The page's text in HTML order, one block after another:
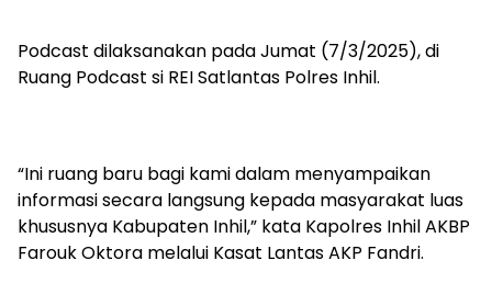
Podcast dilaksanakan pada Jumat (7/3/2025), di
Ruang Podcast si REI Satlantas Polres Inhil.
“Ini ruang baru bagi kami dalam menyampaikan
informasi secara langsung kepada masyarakat luas
khususnya Kabupaten Inhil,” kata Kapolres Inhil AKBP
Farouk Oktora melalui Kasat Lantas AKP Fandri.